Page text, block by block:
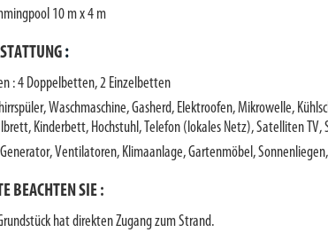
10 m x 4 m
:
: 4 Doppelbetten, 2 Einzelbetten
Waschmaschine, Gasherd, Elektroofen, Mikrowelle,
Kinderbett, Hochstuhl, Telefon (lokales Netz), Satelliten TV,
Ventilatoren, Klimaanlage, Gartenmöbel,
BEACHTEN SIE:
hat direkten Zugang zum Strand.